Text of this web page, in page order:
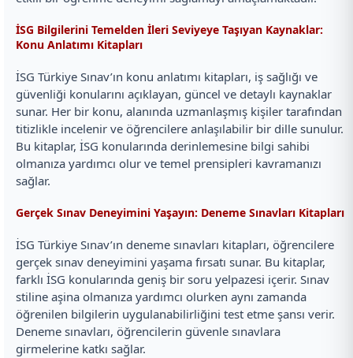
İSG Bilgilerini Temelden İleri Seviyeye Taşıyan Kaynaklar:
Konu Anlatımı Kitapları
İSG Türkiye Sınav’ın konu anlatımı kitapları, iş sağlığı ve
güvenliği konularını açıklayan, güncel ve detaylı kaynaklar
sunar. Her bir konu, alanında uzmanlaşmış kişiler tarafından
titizlikle incelenir ve öğrencilere anlaşılabilir bir dille sunulur.
Bu kitaplar, İSG konularında derinlemesine bilgi sahibi
olmanıza yardımcı olur ve temel prensipleri kavramanızı
sağlar.
Gerçek Sınav Deneyimini Yaşayın: Deneme Sınavları Kitapları
İSG Türkiye Sınav’ın deneme sınavları kitapları, öğrencilere
gerçek sınav deneyimini yaşama fırsatı sunar. Bu kitaplar,
farklı İSG konularında geniş bir soru yelpazesi içerir. Sınav
stiline aşina olmanıza yardımcı olurken aynı zamanda
öğrenilen bilgilerin uygulanabilirliğini test etme şansı verir.
Deneme sınavları, öğrencilerin güvenle sınavlara
girmelerine katkı sağlar.